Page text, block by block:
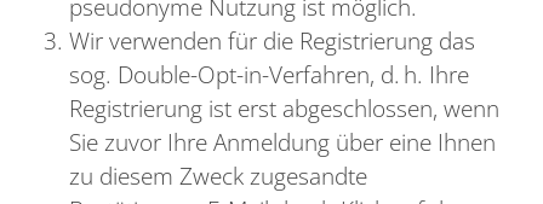
Wir verwenden für die Registrierung das
sog. Double-Opt-in-Verfahren, d. h. Ihre
Registrierung ist erst abgeschlossen, wenn
Sie zuvor Ihre Anmeldung über eine Ihnen
zu diesem Zweck zugesandte